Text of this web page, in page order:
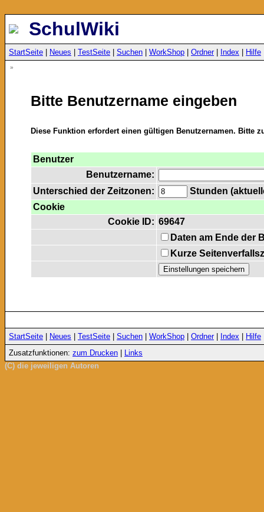
SchulWiki
StartSeite Neues TestSeite Suchen WorkShop Ordner| Index Hilfe
»
Bitte Benutzername eingeben
Diese Funktion erfordert einen gültigen Benutzernamen. Bitte
Benutzer
Benutzername:
Unterschied der Zeitzonen:
Stunden
Cookie
Cookie ID: 69647
Daten am Ende der
Kurze
StartSeite Neues TestSeite Suchen WorkShop Ordner| Index Hilfe
Zusatzfunktionen: zum Drucken
Links
(C) die jeweiligen Autoren